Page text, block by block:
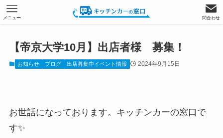
問合わせ
メニュー
【帝京大学10月】出店者様 募集！
お知らせ ブログ 出店募集中イベント情報 2024年9月15日
お世話になっております。キッチンカーの窓口で
す✨